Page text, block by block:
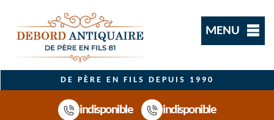
MENU
DE PÈRE EN FILS DEPUIS 1990
indisponible indisponible